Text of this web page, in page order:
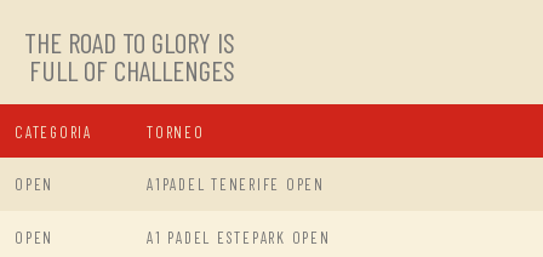
THE ROAD TO GLORY IS
FULL OF CHALLENGES
CATEGORIA TORNEO
OPEN A1PADEL TENERIFE OPEN
OPEN A1 PADEL ESTEPARK OPEN